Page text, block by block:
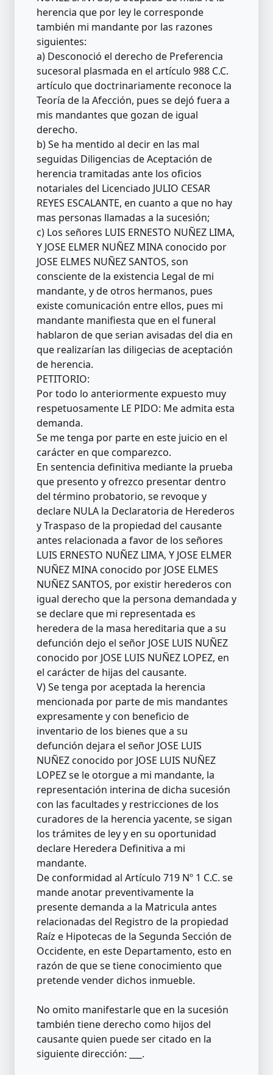
herencia que por ley le corresponde
también mi mandante por las razones
siguientes:
a) Desconoció el derecho de Preferencia
sucesoral plasmada en el artículo 988 C.C.
artículo que doctrinariamente reconoce la
Teoría de la Afección, pues se dejó fuera a
mis mandantes que gozan de igual
derecho.
b) Se ha mentido al decir en las mal
seguidas Diligencias de Aceptación de
herencia tramitadas ante los oficios
notariales del Licenciado JULIO CESAR
REYES ESCALANTE, en cuanto a que no hay
mas personas llamadas a la sucesión;
c) Los señores LUIS ERNESTO NUÑEZ LIMA,
Y JOSE ELMER NUÑEZ MINA conocido por
JOSE ELMES NUÑEZ SANTOS, son
consciente de la existencia Legal de mi
mandante, y de otros hermanos, pues
existe comunicación entre ellos, pues mi
mandante manifiesta que en el funeral
hablaron de que serian avisadas del dia en
que realizarían las diligecias de aceptación
de herencia.
PETITORIO:
Por todo lo anteriormente expuesto muy
respetuosamente LE PIDO: Me admita esta
demanda.
Se me tenga por parte en este juicio en el
carácter en que comparezco.
En sentencia definitiva mediante la prueba
que presento y ofrezco presentar dentro
del término probatorio, se revoque y
declare NULA la Declaratoria de Herederos
y Traspaso de la propiedad del causante
antes relacionada a favor de los señores
LUIS ERNESTO NUÑEZ LIMA, Y JOSE ELMER
NUÑEZ MINA conocido por JOSE ELMES
NUÑEZ SANTOS, por existir herederos con
igual derecho que la persona demandada y
se declare que mi representada es
heredera de la masa hereditaria que a su
defunción dejo el señor JOSE LUIS NUÑEZ
conocido por JOSE LUIS NUÑEZ LOPEZ, en
el carácter de hijas del causante.
V) Se tenga por aceptada la herencia
mencionada por parte de mis mandantes
expresamente y con beneficio de
inventario de los bienes que a su
defunción dejara el señor JOSE LUIS
NUÑEZ conocido por JOSE LUIS NUÑEZ
LOPEZ se le otorgue a mi mandante, la
representación interina de dicha sucesión
con las facultades y restricciones de los
curadores de la herencia yacente, se sigan
los trámites de ley y en su oportunidad
declare Heredera Definitiva a mi
mandante.
De conformidad al Artículo 719 Nº 1 C.C. se
mande anotar preventivamente la
presente demanda a la Matricula antes
relacionadas del Registro de la propiedad
Raíz e Hipotecas de la Segunda Sección de
Occidente, en este Departamento, esto en
razón de que se tiene conocimiento que
pretende vender dichos inmueble.
No omito manifestarle que en la sucesión
también tiene derecho como hijos del
causante quien puede ser citado en la
siguiente dirección: ___.